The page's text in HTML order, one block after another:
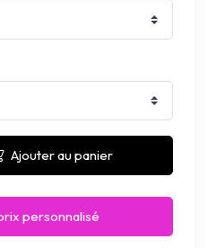
Ajouter au panier
personnalisé